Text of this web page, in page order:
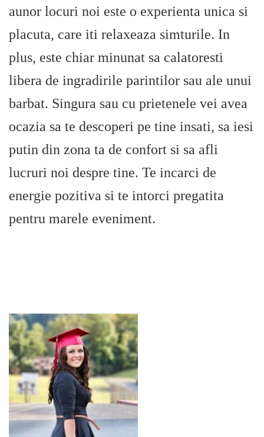
aunor locuri noi este o experienta unica si
placuta, care iti relaxeaza simturile. In
plus, este chiar minunat sa calatoresti
libera de ingradirile parintilor sau ale unui
barbat. Singura sau cu prietenele vei avea
ocazia sa te descoperi pe tine insati, sa iesi
putin din zona ta de confort si sa afli
lucruri noi despre tine. Te incarci de
energie pozitiva si te intorci pregatita
pentru marele eveniment.